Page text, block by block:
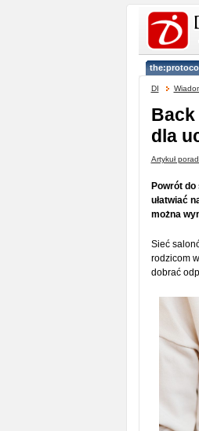
DI
Back
dla
Artykuł
Powrót
ułatwiać
można
Sieć
rodzicom
dobrać